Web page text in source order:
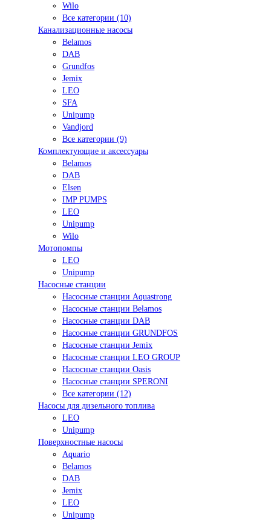
Wilo
Все категории (10)
Канализационные насосы
Belamos
DAB
Grundfos
Jemix
LEO
SFA
Unipump
Vandjord
Все категории (9)
Комплектующие и аксессуары
Belamos
DAB
Elsen
IMP PUMPS
LEO
Unipump
Wilo
Мотопомпы
LEO
Unipump
Насосные станции
Насосные станции Aquastrong
Насосные станции Belamos
Насосные станции DAB
Насосные станции GRUNDFOS
Насосные станции Jemix
Насосные станции LEO GROUP
Насосные станции Oasis
Насосные станции SPERONI
Все категории (12)
Насосы для дизельного топлива
LEO
Unipump
Поверхностные насосы
Aquario
Belamos
DAB
Jemix
LEO
Unipump